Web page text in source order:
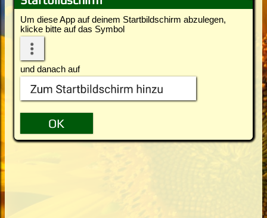
Um diese App auf deinem Startbildschirm abzulegen,
klicke bitte auf das Symbol
und danach auf